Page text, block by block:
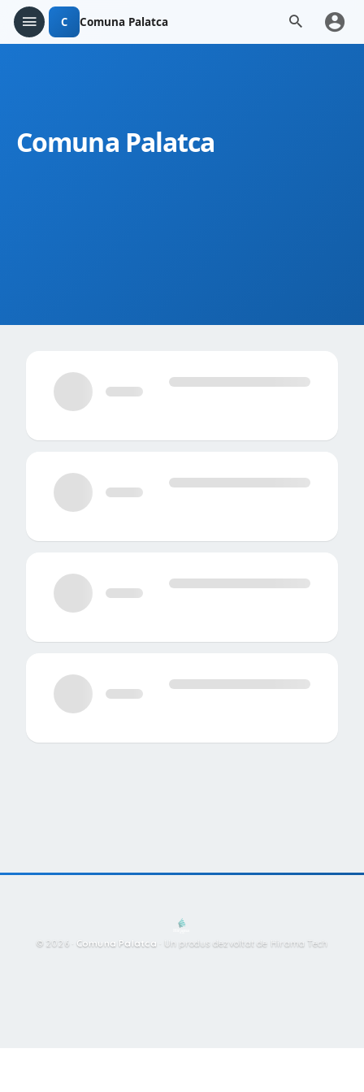
C Comuna Palatca
Comuna Palatca
© 2026 · Comuna Palatca Un produs dezvoltat de Hirama Tech